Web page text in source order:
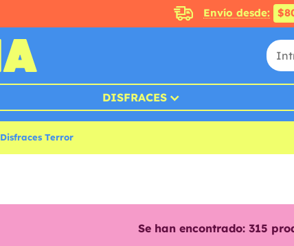
Envío desde:
DISFRACES
Disfraces Terror
Se han encontrado: 315